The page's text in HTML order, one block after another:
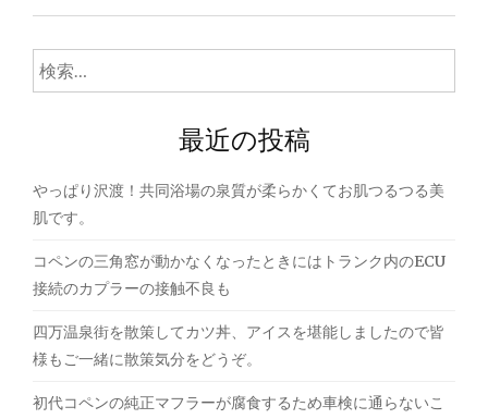
ビ
ゲ
ー
ョ
ン
検
索:
最近の投稿
やっぱり沢渡！共同浴場の泉質が柔らかくてお肌つるつる美
肌です。
コペンの三角窓が動かなくなったときにはトランク内のECU
接続のカプラーの接触不良も
四万温泉街を散策してカツ丼、アイスを堪能しましたので皆
様もご一緒に散策気分をどうぞ。
初代コペンの純正マフラーが腐食するため車検に通らないこ